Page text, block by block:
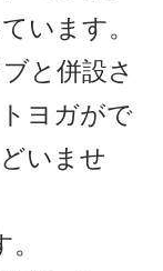
います。
と併設さ
ヨガがで
いませ